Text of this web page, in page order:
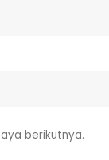
berikutnya.